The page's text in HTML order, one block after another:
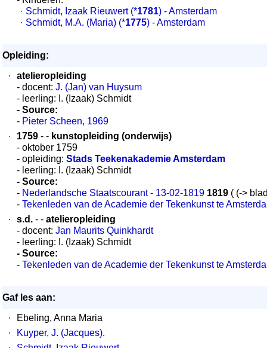
· Schmidt, Izaak Rieuwert(*1781) - Amsterdam
· Schmidt, M.A. (Maria) (*1775) - Amsterdam
Opleiding:
·
atelieropleiding
- docent: J. (Jan) van Huysum
- leerling: I. (Izaak) Schmidt
- Source:
- Pieter Scheen, 1969
·
1759 - - kunstopleiding (onderwijs)
- oktober 1759
- opleiding: Stads Teekenakademie Amsterdam
- leerling: I. (Izaak) Schmidt
- Source:
- Nederlandsche Staatscourant - 13-02-1819 1819 ( (->
- Tekenleden van de Academie der Tekenkunst te
·
s.d. - - atelieropleiding
- docent: Jan Maurits Quinkhardt
- leerling: I. (Izaak) Schmidt
- Source:
- Tekenleden van de Academie der Tekenkunst te
Gaf les aan:
·
Ebeling, Anna Maria
·
Kuyper, J. (Jacques).